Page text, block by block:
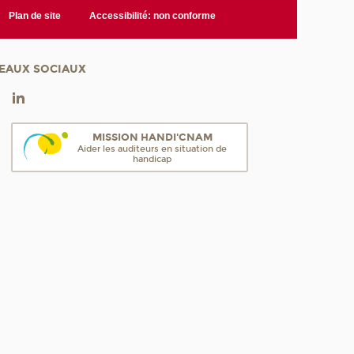
Plan de site Accessibilité: non conforme
SOCIAUX
MISSION HANDI'CNAM
Aider les auditeurs en situation de
handicap